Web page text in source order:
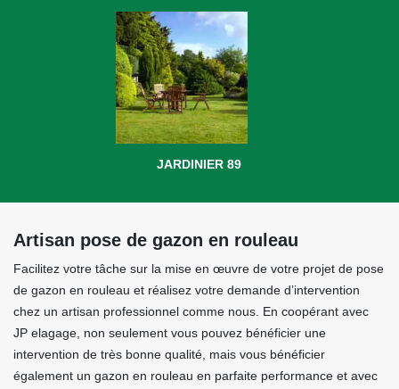
JARDINIER 89
Artisan pose de gazon en rouleau
Facilitez votre tâche sur la mise en œuvre de votre projet de pose
de gazon en rouleau et réalisez votre demande d’intervention
chez un artisan professionnel comme nous. En coopérant avec
JP elagage, non seulement vous pouvez bénéficier une
intervention de très bonne qualité, mais vous bénéficier
également un gazon en rouleau en parfaite performance et avec